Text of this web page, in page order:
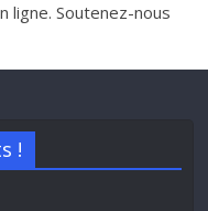
ligne. Soutenez-nous
!